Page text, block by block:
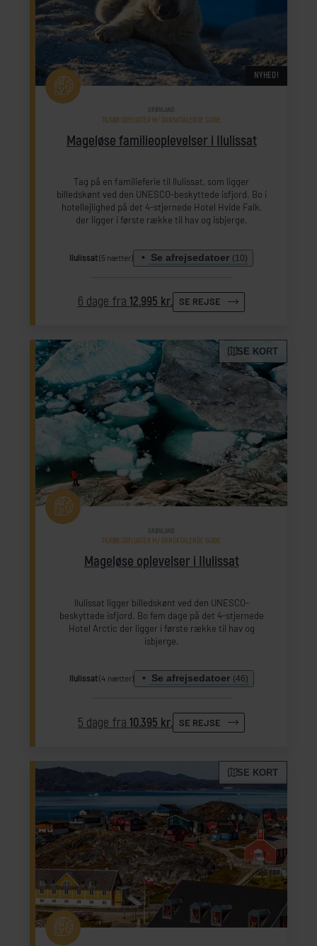
NYHED!
Mageløse familieoplevelser i Ilulissat
GRØNLAND
TILKØB UDFLUGTER M/ DANSKTALENDE GUIDE
Tag på en familieferie til Ilulissat, som ligger
billedskønt ved den UNESCO-beskyttede isfjord. Bo i
hotellejlighed på det 4-stjernede Hotel Hvide Falk,
der ligger i første række til hav og isbjerge.
Ilulissat(5 nætter) Se afrejsedatoer (10)
6 dage fra 12.995 kr. SE REJSE
SE KORT
Mageløse oplevelser i Ilulissat
GRØNLAND
TILKØB UDFLUGTER M/ DANSKTALENDE GUIDE
Ilulissat ligger billedskønt ved den UNESCO-
beskyttede isfjord. Bo fem dage på det 4-stjernede
Hotel Arctic der ligger i første række til hav og
isbjerge.
Ilulissat(4 nætter) Se afrejsedatoer (46)
5 dage fra 10.395 kr. SE REJSE
SE KORT